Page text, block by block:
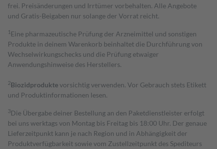
frei. Preisänderungen und Irrtümer vorbehalten. Alle Angebote
und Gratis-Beigaben nur solange der Vorrat reicht.
1 Eine pharmazeutische Prüfung der Arzneimittel und sonstigen
Produkte in deinem Warenkorb beinhaltet die Durchführung von
Wechselwirkungschecks und die Prüfung etwaiger
Anwendungshinweise des Herstellers.
2Biozidproduktevorsichtig verwenden. Vor Gebrauch stets Etikett
und Produktinformationen lesen.
3Die Übergabe deiner Bestellung an den Paketdienstleister erfolgt
bei uns werktags von Montag bis Freitag bis 18:00 Uhr. Der genaue
Lieferzeitpunkt kann je nach Region und in Abhängigkeit der
Produktverfügbarkeit sowie vom Zustellzeitpunkt des Spediteurs